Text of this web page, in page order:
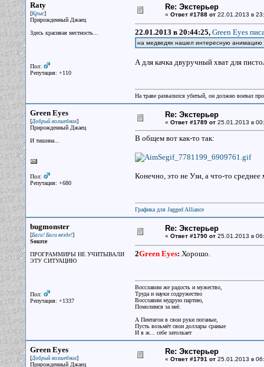
Raty
[Крыс]
Прирожденный Джаец
Здесь красивая местность...
Пол:
Репутация: +110
Re: Экстерьер
« Ответ #1788 от22.01.2013 в
22.01.2013 в 20:44:25, Green Eyes
на медведях нашел интересную анимацию -
А для качка двуручный хват для
На траве развалился убитый, он должно воевал
Green Eyes
[Добрый волшебник]
Прирожденный Джаец
И тишина...
Пол:
Репутация: +680
Re: Экстерьер
« Ответ #1789 от25.01.2013 в
В общем вот как-то так:
Конечно, это не Узи, а что-то
Графика для Jagged Alliance
bugmonster
[Баги! Баги везде!]
Source
ПРОГРАММИРЫ НЕ УЧИТЫВАЛИ
ЭТУ СИТУАЦИЮ
Пол:
Репутация: +1337
Re: Экстерьер
« Ответ #1790 от25.01.2013 в
2Green Eyes: Хорошо.
Восславим же радость и мужество,
Труда и науки содружество
Восславим мудрую партию,
Помолимся за неё.
А Пентагон в свои руки поганые,
Пусть возьмёт свои доллары сраные
И в ж... себе затолкает
Green Eyes
[Добрый волшебник]
Прирожденный Джаец
Re: Экстерьер
« Ответ #1791 от25.01.2013 в